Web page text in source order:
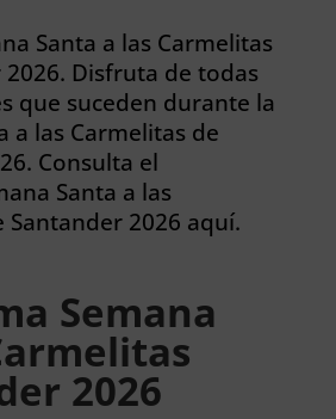
Santa a las Carmelitas
Disfruta de todas
que suceden durante la
a las Carmelitas de
Consulta el
Santa a las
Santander 2026 aquí.
Semana
2026